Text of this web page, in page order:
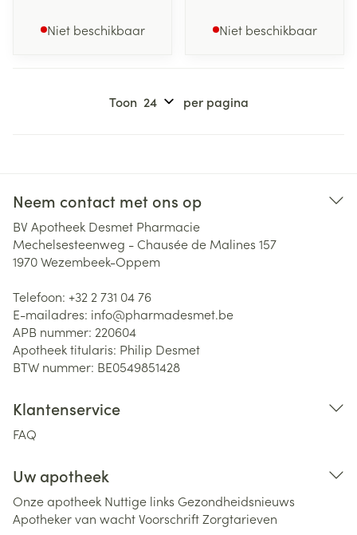
Niet beschikbaar Niet beschikbaar
Toon per pagina
Neem contact met ons op
BV Apotheek Desmet Pharmacie
Mechelsesteenweg - Chausée de Malines 157
1970Wezembeek-Oppem
Telefoon: +32 2 731 04 76
E-mailadres: info@pharmadesmet.be
APB nummer: 220604
Apotheek titularis: Philip Desmet
BTW nummer: BE0549851428
Klantenservice
FAQ
Uw apotheek
Onze apotheek Nuttige links Gezondheidsnieuws
Apotheker van wachtVoorschriftZorgtarieven